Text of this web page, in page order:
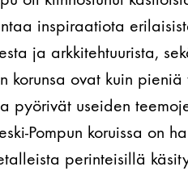
inspiraatiota
ja arkkitehtuurista,
korunsa ovat kuin
pyörivät useiden
Pompun koruissa on
perinteisillä